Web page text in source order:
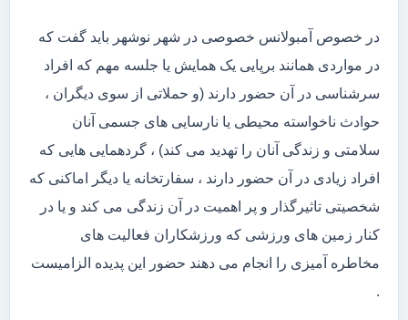
در خصوص آمبولانس خصوصی در شهر نوشهر باید گفت که
در مواردی همانند برپایی یک همایش یا جلسه مهم که افراد
سرشناسی در آن حضور دارند (و حملاتی از سوی دیگران ،
حوادث ناخواسته محیطی یا نارسایی های جسمی آنان
سلامتی و زندگی آنان را تهدید می کند) ، گردهمایی هایی که
افراد زیادی در آن حضور دارند ، سفارتخانه یا دیگر اماکنی که
شخصیتی تاثیرگذار و پر اهمیت در آن زندگی می کند و یا در
کنار زمین های ورزشی که ورزشکاران فعالیت های
مخاطره آمیزی را انجام می دهند حضور این پدیده الزامیست
.